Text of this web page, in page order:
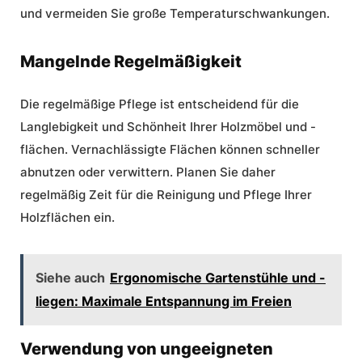
und vermeiden Sie große Temperaturschwankungen.
Mangelnde Regelmäßigkeit
Die regelmäßige Pflege ist entscheidend für die
Langlebigkeit und Schönheit Ihrer Holzmöbel und -
flächen. Vernachlässigte Flächen können schneller
abnutzen oder verwittern. Planen Sie daher
regelmäßig Zeit für die Reinigung und Pflege Ihrer
Holzflächen ein.
Siehe auch Ergonomische Gartenstühle und -
liegen: Maximale Entspannung im Freien
Verwendung von ungeeigneten